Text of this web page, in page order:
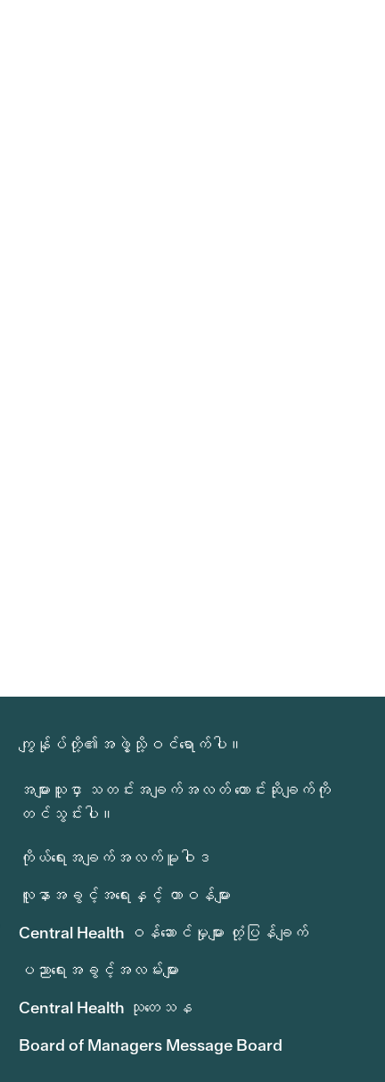
ကျွန်ုပ်တို့၏အဖွဲ့သို့ဝင်ရောက်ပါ။
အများသူငှာ သတင်းအချက်အလတ် တောင်းဆိုချက်ကို
တင်သွင်းပါ။
ကိုယ်ရေးအချက်အလက်မူဝါဒ
လူနာအခွင့်အရေးနှင့် တာဝန်များ
Central Health ဝန်ဆောင်မှုများ တုံ့ပြန်ချက်
ပညာရေးအခွင့်အလမ်းများ
Central Health သုတေသန
Board of Managers Message Board